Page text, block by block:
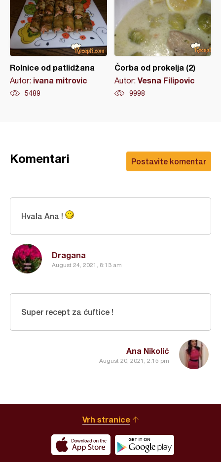
Rolnice od patlidžana
Autor: ivana mitrovic
5489
Čorba od prokelja (2)
Autor: Vesna Filipovic
9998
Postavite komentar
Komentari
Dragana
August 24, 2021, 8:13 am
Hvala Ana !
Ana Nikolić
August 20, 2021, 2:15 pm
Super recept za ćuftice !
Vrh stranice